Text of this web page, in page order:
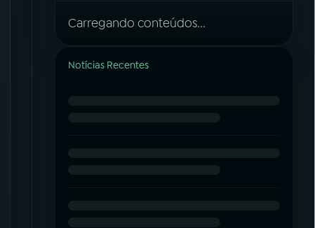
Carregando conteúdos...
Notícias Recentes